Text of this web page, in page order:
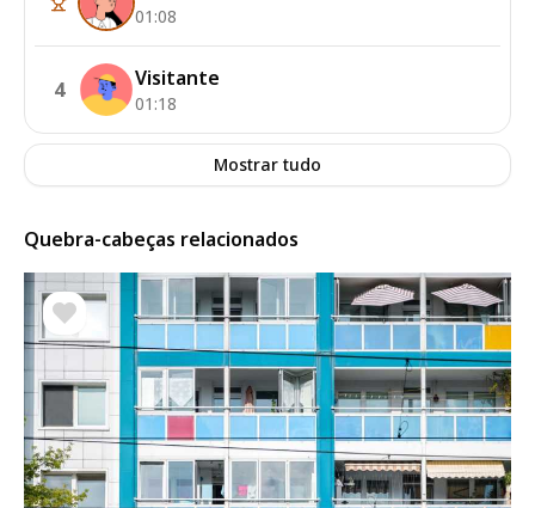
01:08
4 Visitante
01:18
Mostrar tudo
Quebra-cabeças relacionados